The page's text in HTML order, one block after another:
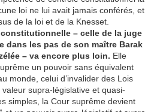
loi ne lui avait jamais conférés, et
de la loi et de la Knesset.
– celle de la juge
dans les pas de son maître Barak
– va encore plus loin. Elle
un pouvoir sans équivalent
monde, celui d’invalider des Lois
supra-législative et quasi-
simples, la Cour suprême devient